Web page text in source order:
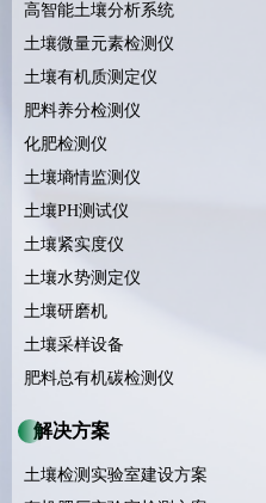
高智能土壤分析系统
土壤微量元素检测仪
土壤有机质测定仪
肥料养分检测仪
化肥检测仪
土壤墒情监测仪
土壤PH测试仪
土壤紧实度仪
土壤水势测定仪
土壤研磨机
土壤采样设备
肥料总有机碳检测仪
解决方案
土壤检测实验室建设方案